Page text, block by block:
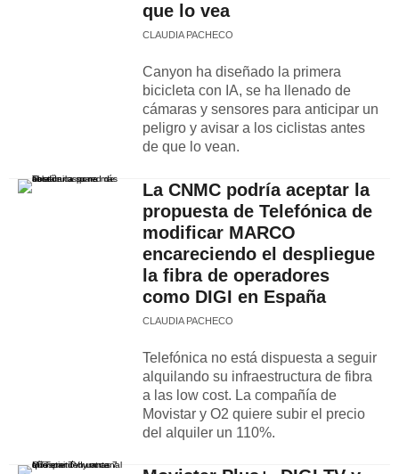
que lo vea
CLAUDIA PACHECO
Canyon ha diseñado la primera
bicicleta con IA, se ha llenado de
cámaras y sensores para anticipar un
peligro y avisar a los ciclistas antes
de que lo vean.
La CNMC podría aceptar la
propuesta de Telefónica de
modificar MARCO
encareciendo el despliegue
la fibra de operadores
como DIGI en España
CLAUDIA PACHECO
Telefónica no está dispuesta a seguir
alquilando su infraestructura de fibra
a las low cost. La compañía de
Movistar y O2 quiere subir el precio
del alquiler un 110%.